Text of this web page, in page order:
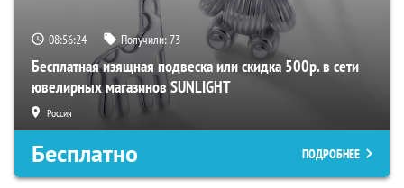
08:56:23 Получили:73
Бесплатная изящная подвеска или скидка 500р. в сети
ювелирных магазинов SUNLIGHT
Россия
Бесплатно ПОДРОБНЕЕ